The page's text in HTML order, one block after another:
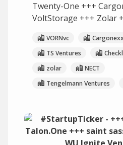
Twenty-One +++
VoltStorage +++ Zolar
VORNvc
TS Ventures
zolar
NECT
Tengelmann Ventures